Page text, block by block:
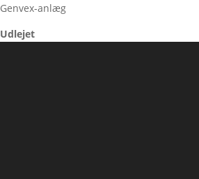
Genvex-anlæg
Udlejet